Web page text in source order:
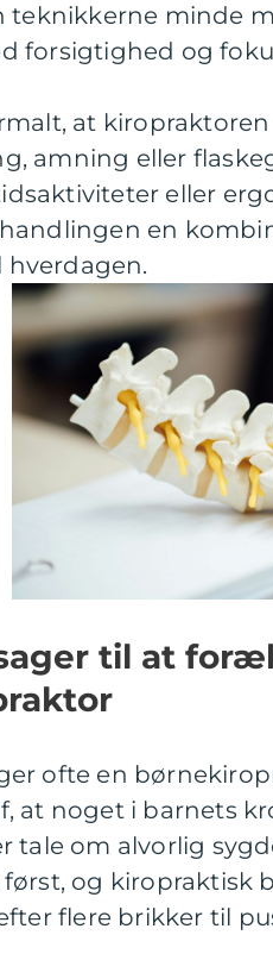
teknikkerne minde
forsigtighed og
at
amning eller
eller
en
hverdagen.
til at
ofte en
at noget i barnets
tale om alvorlig
og kiropraktisk
flere brikker til